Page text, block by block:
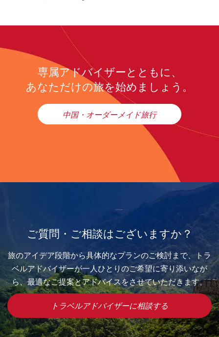
専属アドバイザーとともに、
あなただけの旅を始めましょう。
中国・オーダーメイド旅行
ご質問・ご相談はございますか？
旅のアイデア段階から具体的なプランのご検討まで、トラ
ベルアドバイザーが一人ひとりのご希望に寄り添いなが
ら、最適なご提案とアドバイスをさせていただきます。
トラベルアドバイザーに相談する